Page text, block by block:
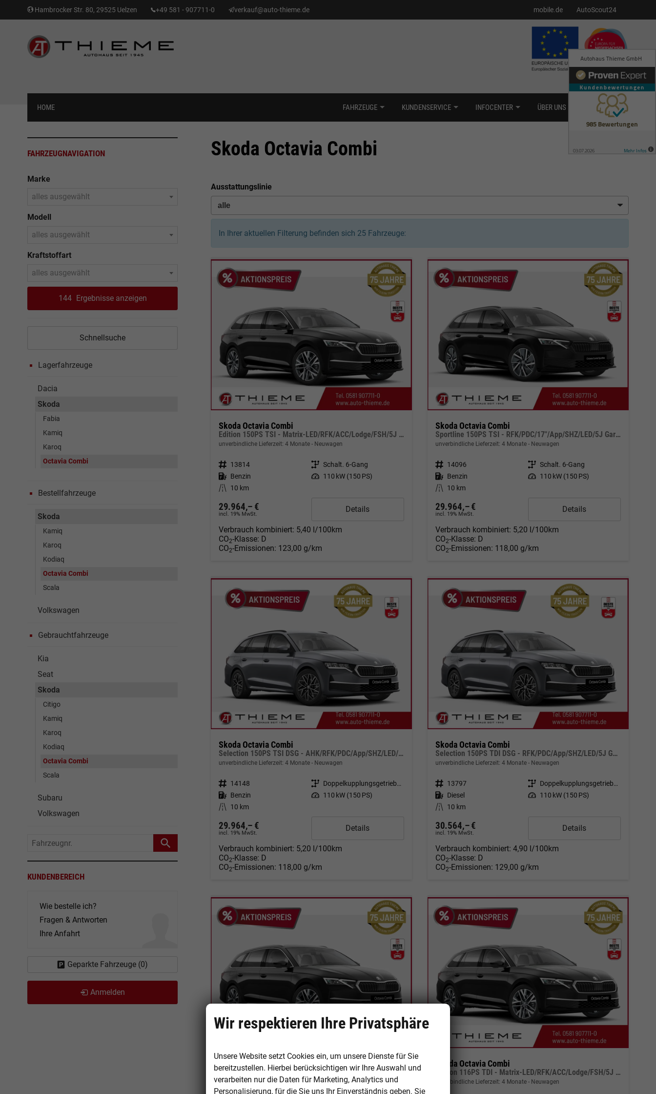
Hambrocker Str. 80, 29525 Uelzen +49 581 - 907711-0 verkauf@auto-thieme.de mobile.de AutoScout24
HOME FAHRZEUGE KUNDENSERVICE INFOCENTER ÜBER UNS KONTAKT
Skoda Octavia Combi
Ausstattungslinie
In Ihrer aktuellen Filterung befinden sich 25 Fahrzeuge:
Skoda Octavia Combi
Edition 150PS TSI - Matrix-LED/RFK/ACC/Lodge/FSH/5J Garantie
unverbindliche Lieferzeit: 4 Monate Neuwagen
Fahrzeugnr. 13814 Getriebe Schalt. 6-Gang
Kraftstoff Benzin Leistung 110 kW (150 PS)
Kilometerstand
10 km
29.964,– €
incl. 19% MwSt.
Details
Verbrauch kombiniert: 5,40 l/100km
CO2-Klasse: D
CO2-Emissionen: 123,00 g/km
Skoda Octavia Combi
Sportline 150PS TSI - RFK/PDC/17"/App/SHZ/LED/5J Garantie
unverbindliche Lieferzeit: 4 Monate Neuwagen
Fahrzeugnr. 14096 Getriebe Schalt. 6-Gang
Kraftstoff Benzin Leistung 110 kW (150 PS)
Kilometerstand
10 km
29.964,– €
incl. 19% MwSt.
Details
Verbrauch kombiniert: 5,20 l/100km
CO2-Klasse: D
CO2-Emissionen: 118,00 g/km
Skoda Octavia Combi
Selection 150PS TSI DSG - AHK/RFK/PDC/App/SHZ/LED/5J Garantie
unverbindliche Lieferzeit: 4 Monate Neuwagen
Fahrzeugnr. 14148 Getriebe
Doppelkupplungsgetriebe (DSG)
Kraftstoff Benzin Leistung 110 kW (150 PS)
Kilometerstand
10 km
29.964,– €
incl. 19% MwSt.
Details
Verbrauch kombiniert: 5,20 l/100km
CO2-Klasse: D
CO2-Emissionen: 118,00 g/km
Skoda Octavia Combi
Selection 150PS TDI DSG - RFK/PDC/App/SHZ/LED/5J Garantie
unverbindliche Lieferzeit: 4 Monate Neuwagen
Fahrzeugnr. 13797 Getriebe
Doppelkupplungsgetriebe (DSG)
Kraftstoff Diesel Leistung 110 kW (150 PS)
Kilometerstand
10 km
30.564,– €
incl. 19% MwSt.
Details
Verbrauch kombiniert: 4,90 l/100km
CO2-Klasse: D
CO2-Emissionen: 129,00 g/km
Skoda Octavia Combi
Edition 116PS TSI DSG - Matrix-LED/RFK/ACC/Lodge/FSH/5J Garantie
unverbindliche Lieferzeit:4 Monate Neuwagen
Skoda Octavia Combi
Edition 116PS TDI - Matrix-LED/RFK/ACC/Lodge/FSH/5J Garantie
unverbindliche Lieferzeit: 4 Monate Neuwagen
FAHRZEUGNAVIGATION
Marke
alles ausgewählt
Modell
alles ausgewählt
Kraftstoffart
alles ausgewählt
144 Ergebnisse anzeigen
Schnellsuche
Lagerfahrzeuge
Dacia
Skoda
Fabia
Kamiq
Karoq
Octavia Combi
Bestellfahrzeuge
Skoda
Kamiq
Karoq
Kodiaq
Octavia Combi
Scala
Volkswagen
Gebrauchtfahrzeuge
Kia
Seat
Skoda
Citigo
Kamiq
Karoq
Kodiaq
Octavia Combi
Scala
Subaru
Volkswagen
Fahrzeugnr.
KUNDENBEREICH
Wie bestelle ich?
Fragen & Antworten
Ihre Anfahrt
Geparkte Fahrzeuge (0)
Anmelden
Wir respektieren Ihre Privatsphäre
Unsere Website setzt Cookies ein, um unsere Dienste für Sie
bereitzustellen. Hierbei berücksichtigen wir Ihre Auswahl und
verarbeiten nur die Daten für Marketing, Analytics und
Personalisierung, für die Sie uns Ihr Einverständnis geben. Sie